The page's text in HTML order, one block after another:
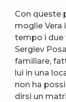
Con queste
moglie Vera
tempo i due
Sergiev
familiare,
lui in una
non ha
dirsi un